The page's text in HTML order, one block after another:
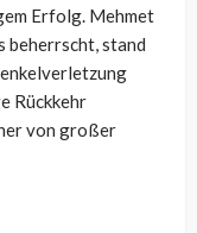
Erfolg. Mehmet
beherrscht, stand
Rückkehr
von großer